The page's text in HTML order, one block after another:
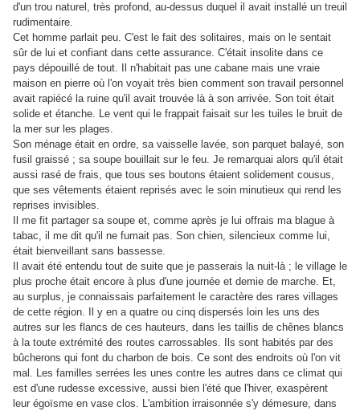
d'un trou naturel, très profond, au-dessus duquel il avait installé un treuil
rudimentaire.
Cet homme parlait peu. C'est le fait des solitaires, mais on le sentait
sûr de lui et confiant dans cette assurance. C'était insolite dans ce
pays dépouillé de tout. Il n'habitait pas une cabane mais une vraie
maison en pierre où l'on voyait très bien comment son travail personnel
avait rapiécé la ruine qu'il avait trouvée là à son arrivée. Son toit était
solide et étanche. Le vent qui le frappait faisait sur les tuiles le bruit de
la mer sur les plages.
Son ménage était en ordre, sa vaisselle lavée, son parquet balayé, son
fusil graissé ; sa soupe bouillait sur le feu. Je remarquai alors qu'il était
aussi rasé de frais, que tous ses boutons étaient solidement cousus,
que ses vêtements étaient reprisés avec le soin minutieux qui rend les
reprises invisibles.
Il me fit partager sa soupe et, comme après je lui offrais ma blague à
tabac, il me dit qu'il ne fumait pas. Son chien, silencieux comme lui,
était bienveillant sans bassesse.
Il avait été entendu tout de suite que je passerais la nuit-là ; le village le
plus proche était encore à plus d'une journée et demie de marche. Et,
au surplus, je connaissais parfaitement le caractère des rares villages
de cette région. Il y en a quatre ou cinq dispersés loin les uns des
autres sur les flancs de ces hauteurs, dans les taillis de chênes blancs
à la toute extrémité des routes carrossables. Ils sont habités par des
bûcherons qui font du charbon de bois. Ce sont des endroits où l'on vit
mal. Les familles serrées les unes contre les autres dans ce climat qui
est d'une rudesse excessive, aussi bien l'été que l'hiver, exaspèrent
leur égoïsme en vase clos. L'ambition irraisonnée s'y démesure, dans